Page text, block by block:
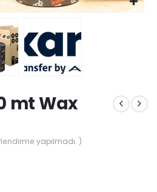
mt Wax
yapılmadı. )